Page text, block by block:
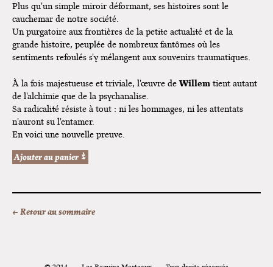
Plus qu'un simple miroir déformant, ses histoires sont le
cauchemar de notre société.
Un purgatoire aux frontières de la petite actualité et de la
grande histoire, peuplée de nombreux fantômes où les
sentiments refoulés s'y mélangent aux souvenirs traumatiques.
À la fois majestueuse et triviale, l'œuvre deWillemtient autant
de l'alchimie que de la psychanalise.
Sa radicalité résiste à tout : ni les hommages, ni les attentats
n'auront su l'entamer.
En voici une nouvelle preuve.
← Retour au sommaire